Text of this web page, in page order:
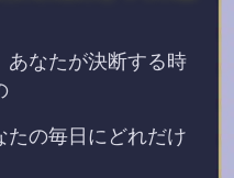
あなたが決断する時
たの毎日にどれだけ